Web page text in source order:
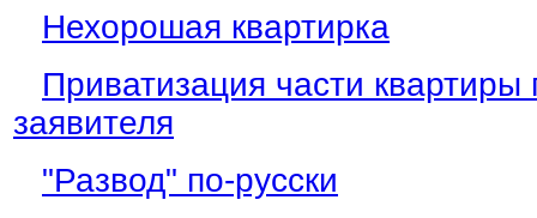
Нехорошая квартирка
Приватизация части квартиры
заявителя
"Развод" по-русски